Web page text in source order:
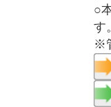
○
す
※